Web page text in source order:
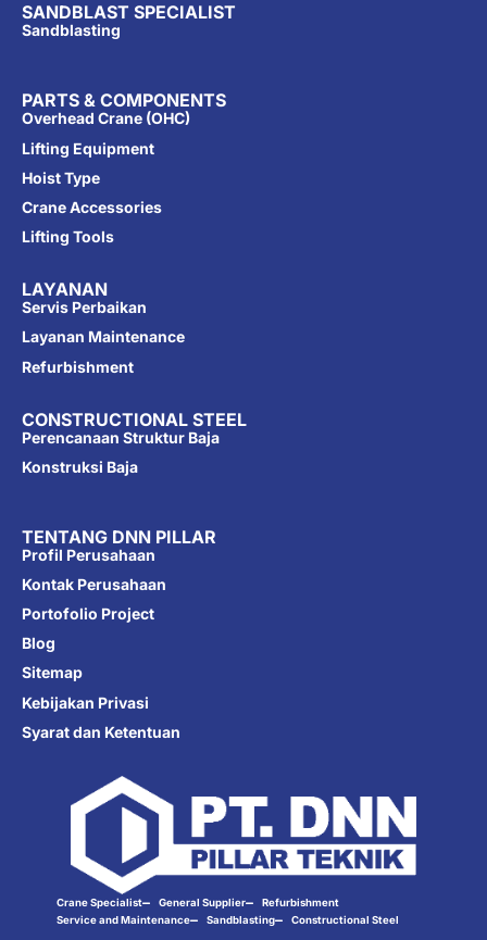
SANDBLAST SPECIALIST
Sandblasting
PARTS & COMPONENTS
Overhead Crane (OHC)
Lifting Equipment
Hoist Type
Crane Accessories
Lifting Tools
LAYANAN
Servis Perbaikan
Layanan Maintenance
Refurbishment
CONSTRUCTIONAL STEEL
Perencanaan Struktur Baja
Konstruksi Baja
TENTANG DNN PILLAR
Profil Perusahaan
Kontak Perusahaan
Portofolio Project
Blog
Sitemap
Kebijakan Privasi
Syarat dan Ketentuan
Crane Specialist General Supplier
Refurbishment
Service and Maintenance
Sandblasting Constructional Steel